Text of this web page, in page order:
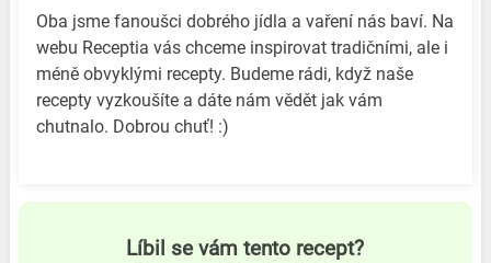
Oba jsme fanoušci dobrého jídla a vaření nás baví. Na
webu Receptia vás chceme inspirovat tradičními, ale i
méně obvyklými recepty. Budeme rádi, když naše
recepty vyzkoušíte a dáte nám vědět jak vám
chutnalo. Dobrou chuť! :)
Líbil se vám tento recept?